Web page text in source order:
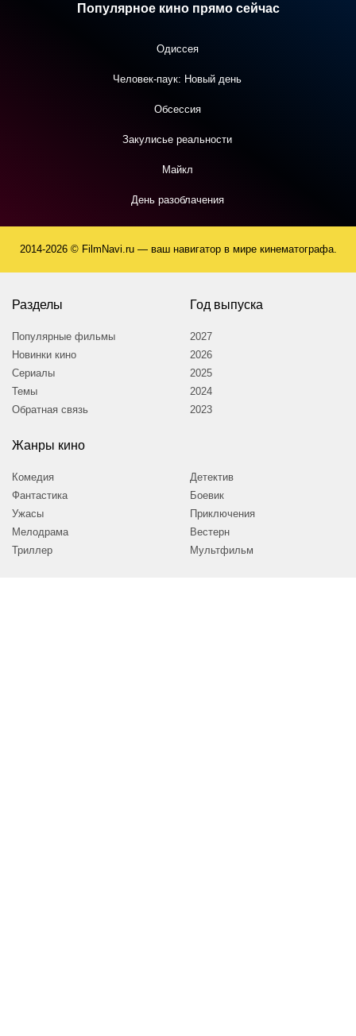
Популярное кино прямо сейчас
Одиссея
Человек-паук: Новый день
Обсессия
Закулисье реальности
Майкл
День разоблачения
2014-2026 © FilmNavi.ru — ваш навигатор в мире кинематографа.
Разделы
Популярные фильмы
Новинки кино
Сериалы
Темы
Обратная связь
Год выпуска
2027
2026
2025
2024
2023
Жанры кино
Комедия
Фантастика
Ужасы
Мелодрама
Триллер
Детектив
Боевик
Приключения
Вестерн
Мультфильм